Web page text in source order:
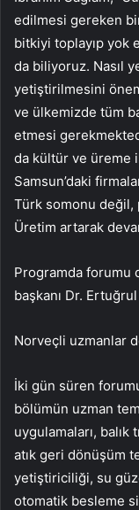
edilmesi gereken
bitkiyi toplayıp yok
da biliyoruz. Nasıl
yetiştirilmesini
ve ülkemizde tüm
etmesi
da kültür ve üreme
Samsun’daki
Türk somonu değil,
Üretim artarak
Programda forumu
başkanı Dr.
Norveçli uzmanlar
İki gün süren
bölümün uzman
uygulamaları,
atık geri dönüşüm
yetiştiriciliği, su
otomatik besleme